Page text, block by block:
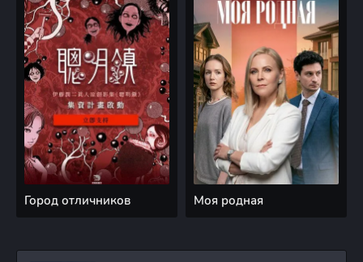
Город отличников Моя родная